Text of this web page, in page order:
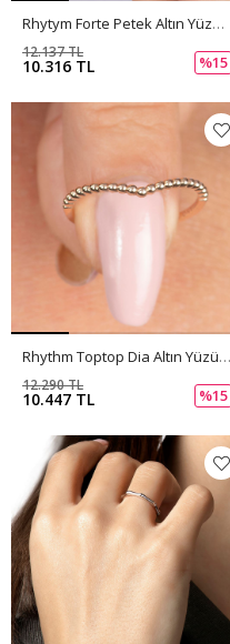
Rhytym Forte Petek Altın Yüzük PI0258
10.316 TL
12.137 TL
%15
Rhythm Toptop Dia Altın Yüzük PI0256
10.447 TL
12.290 TL
%15